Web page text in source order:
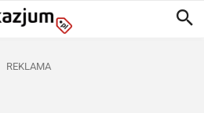
REKLAMA